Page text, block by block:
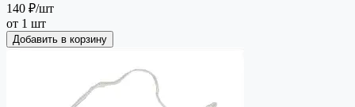
140 ₽/шт
от 1 шт
Добавить в корзину